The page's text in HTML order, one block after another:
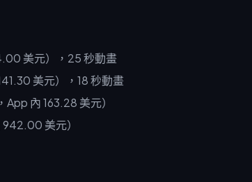
美元），25 秒動畫
美元），18 秒動畫
內 163.28 美元）
美元）